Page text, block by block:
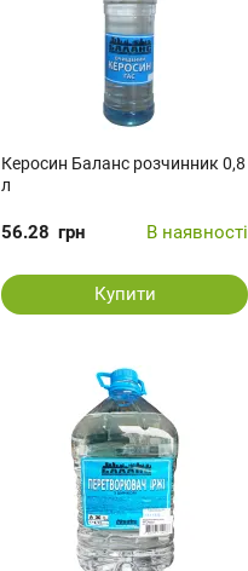
Керосин Баланс розчинник 0,8
л
56.28 грн В наявності
Купити